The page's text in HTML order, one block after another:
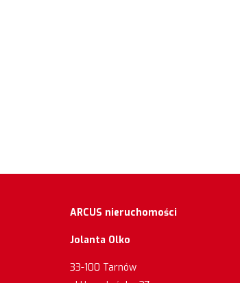
ARCUS nieruchomości
Jolanta Olko
33-100 Tarnów